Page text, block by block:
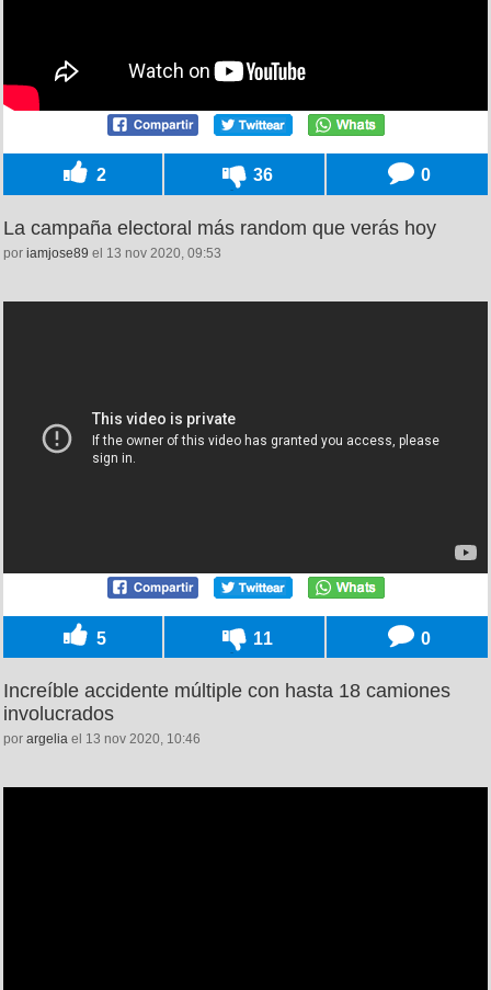
2 36 0
La campaña electoral más random que verás hoy
por iamjose89 el 13 nov 2020, 09:53
5 11 0
Increíble accidente múltiple con hasta 18 camiones
involucrados
por argelia el 13 nov 2020, 10:46